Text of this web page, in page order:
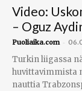
Video:
– Oguz
Puoliaika.com -
Turkin liigassa
huvittavimmista
nauttia